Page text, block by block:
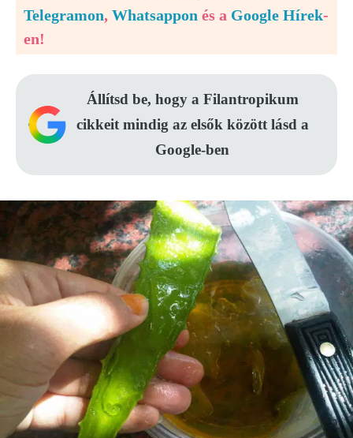
Telegramon, Whatsappon és a Google Hírek-
en!
Állítsd be, hogy a Filantropikum
cikkeit mindig az elsők között lásd a
Google-ben